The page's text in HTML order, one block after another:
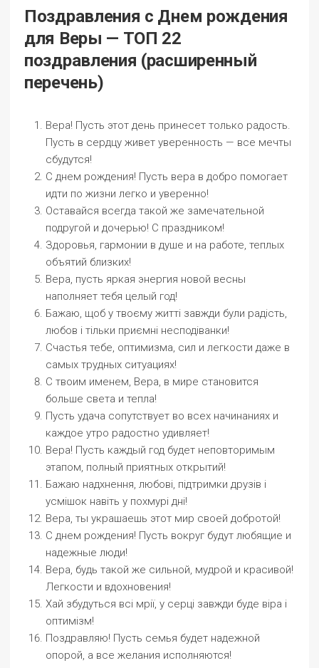
Поздравления с Днем рождения
для Веры — ТОП 22
поздравления (расширенный
перечень)
Вера! Пусть этот день принесет только радость.
Пусть в сердцу живет уверенность — все мечты
сбудутся!
С днем рождения! Пусть вера в добро помогает
идти по жизни легко и уверенно!
Оставайся всегда такой же замечательной
подругой и дочерью! С праздником!
Здоровья, гармонии в душе и на работе, теплых
объятий близких!
Вера, пусть яркая энергия новой весны
наполняет тебя целый год!
Бажаю, щоб у твоєму житті завжди були радість,
любов і тільки приємні несподіванки!
Счастья тебе, оптимизма, сил и легкости даже в
самых трудных ситуациях!
С твоим именем, Вера, в мире становится
больше света и тепла!
Пусть удача сопутствует во всех начинаниях и
каждое утро радостно удивляет!
Вера! Пусть каждый год будет неповторимым
этапом, полный приятных открытий!
Бажаю надхнення, любові, підтримки друзів і
усмішок навіть у похмурі дні!
Вера, ты украшаешь этот мир своей добротой!
С днем рождения! Пусть вокруг будут любящие и
надежные люди!
Вера, будь такой же сильной, мудрой и красивой!
Легкости и вдохновения!
Хай збудуться всі мрії, у серці завжди буде віра і
оптимізм!
Поздравляю! Пусть семья будет надежной
опорой, а все желания исполняются!